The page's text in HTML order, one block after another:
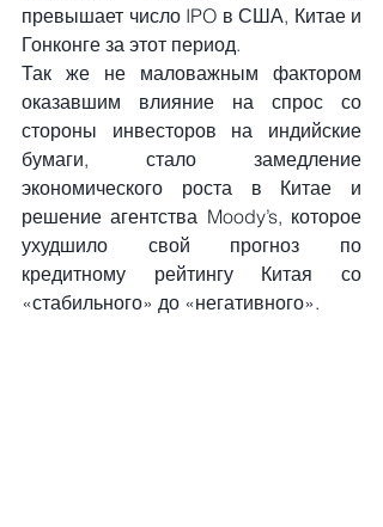
превышает число IPO в США, Китае и
Гонконге за этот период.
Так же не маловажным фактором
оказавшим влияние на спрос со
стороны инвесторов на индийские
бумаги, стало замедление
экономического роста в Китае и
решение агентства Moody’s, которое
ухудшило свой прогноз по
кредитному рейтингу Китая со
«стабильного» до «негативного».